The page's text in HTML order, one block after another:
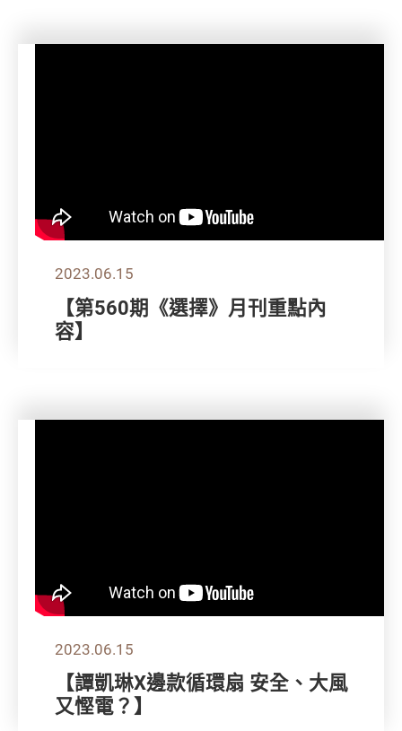
2023.06.15
【第560期《選擇》月刊重點內
容】
2023.06.15
【譚凱琳X邊款循環扇 安全、大風
又慳電？】